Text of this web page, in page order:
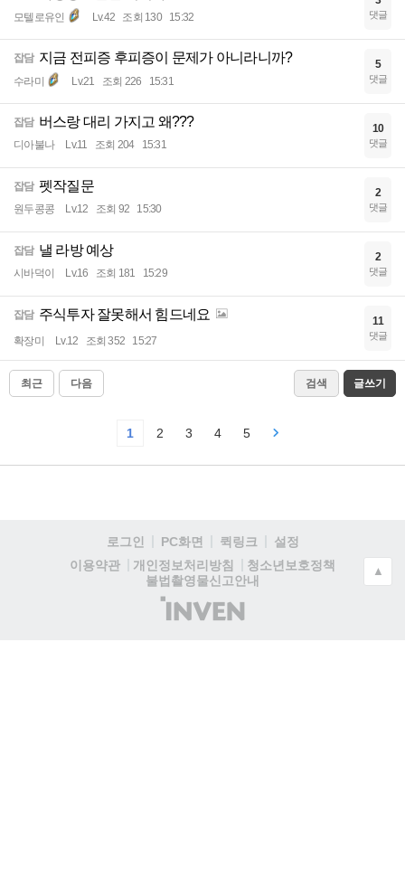
모텔로유인 Lv.42 조회 130 15:32 댓글
잡담 지금 전피증 후피증이 문제가 아니라니까?
수라미 Lv.21 조회 226 15:31
5
댓글
잡담 버스랑 대리 가지고 왜???
디아불나 Lv.11 조회 204 15:31
10
댓글
잡담 펫작질문
원두콩콩 Lv.12 조회 92 15:30
2
댓글
잡담 낼 라방 예상
시바덕이 Lv.16 조회 181 15:29
2
댓글
잡담 주식투자 잘못해서 힘드네요
확장미 Lv.12 조회 352 15:27
11
댓글
최근 다음 검색 글쓰기
1 2 3 4 5
로그인 PC화면 퀵링크
설정
이용약관
개인정보처리방침
청소년보호정책
불법촬영물신고안내
(주)
인
▲